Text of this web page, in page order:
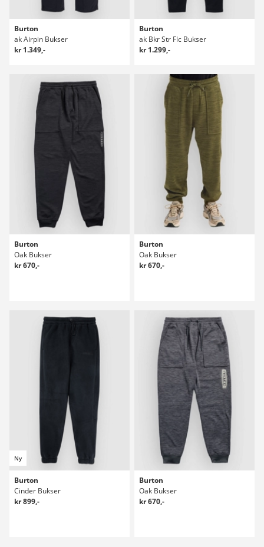
Burton
ak Airpin Bukser
kr 1.349,-
Burton
ak Bkr Str Flc Bukser
kr 1.299,-
Burton
Oak Bukser
kr 670,-
Burton
Oak Bukser
kr 670,-
Ny
Burton
Cinder Bukser
kr 899,-
Burton
Oak Bukser
kr 670,-